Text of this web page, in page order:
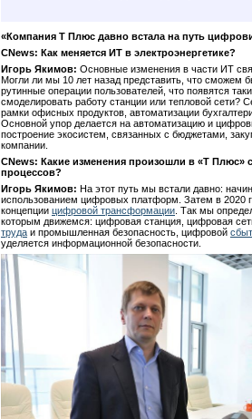
«Компания Т Плюс давно встала на путь
CNews: Как меняется ИТ в электроэнергетике?
Игорь Якимов: Основные изменения в части ИТ
Могли ли мы 10 лет назад представить, что сможем
рутинные операции пользователей, что появятся
смоделировать работу станции или тепловой сети?
рамки офисных продуктов, автоматизации
Основной упор делается на автоматизацию и
построение экосистем, связанных с бюджетами,
компании.
CNews: Какие изменения произошли в «Т Плюс»
процессов?
Игорь Якимов: На этот путь мы встали давно:
использованием цифровых платформ. Затем в 2020
концепции цифровой трансформации . Так мы
которым движемся: цифровая станция, цифровая
труда и промышленная безопасность, цифровой сбыт
уделяется информационной безопасности.